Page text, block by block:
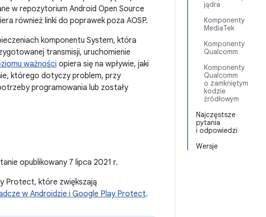
jądra
Komponenty
MediaTek
Komponenty
Qualcomm
Komponenty
Qualcomm
o zamkniętym
kodzie
źródłowym
Najczęstsze
pytania
i odpowiedzi
Wersje
w repozytorium Android Open Source
również linki do poprawek poza AOSP.
komponentu System, która
transmisji, uruchomienie
ważności opiera się na wpływie, jaki
którego dotyczy problem, przy
programowania lub zostały
opublikowany 7 lipca 2021 r.
Protect, które zwiększają
w Androidzie i Google Play Protect.